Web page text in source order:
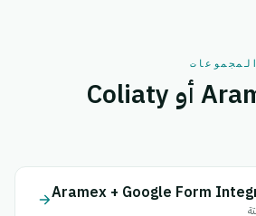
قم بإقران Aramex أو Coliaty
Aramex + Google Form